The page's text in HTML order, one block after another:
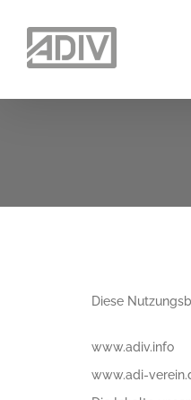
springen
Diese
www.adiv.info
www.adi-